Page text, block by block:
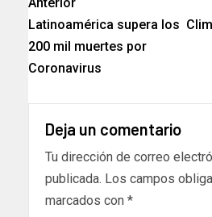
Latinoamérica supera los
200 mil muertes por
Coronavirus
Deja un comentario
Tu dirección de correo
publicada. Los campos
marcados con *